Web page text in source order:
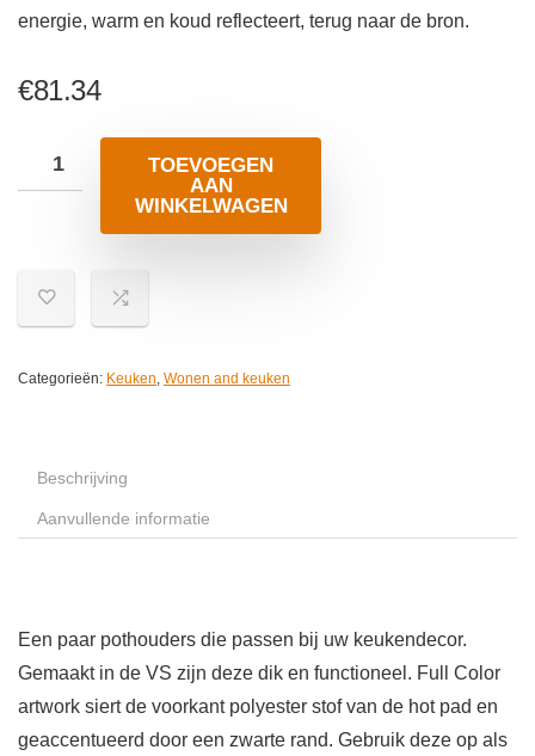
energie, warm en koud reflecteert, terug naar de bron.
€81.34
TOEVOEGEN
AAN
WINKELWAGEN
Categorieën: Keuken, Wonen and keuken
Beschrijving
Aanvullende informatie
Een paar pothouders die passen bij uw keukendecor.
Gemaakt in de VS zijn deze dik en functioneel. Full Color
artwork siert de voorkant polyester stof van de hot pad en
geaccentueerd door een zwarte rand. Gebruik deze op als